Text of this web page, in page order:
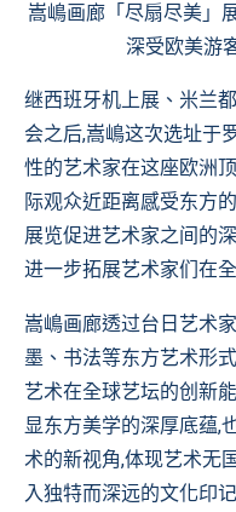
嵩嶋画廊「尽扇尽美」
深受欧美游
继西班牙机上展、米兰
会之后,嵩嶋这次选址于
性的艺术家在这座欧洲
际观众近距离感受东方
展览促进艺术家之间的
进一步拓展艺术家们在
嵩嶋画廊透过台日艺术
墨、书法等东方艺术形
艺术在全球艺坛的创新
显东方美学的深厚底蕴,
术的新视角,体现艺术无
入独特而深远的文化印记